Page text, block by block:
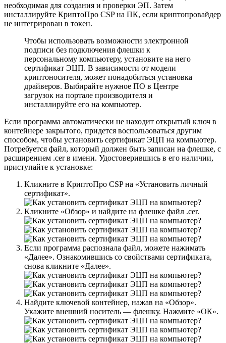
необходимая для создания и проверки ЭП. Затем
инсталлируйте КриптоПро CSP на ПК, если криптопровайдер
не интегрирован в токен.
Чтобы использовать возможности электронной
подписи без подключения флешки к
персональному компьютеру, установите на него
сертификат ЭЦП. В зависимости от модели
криптоносителя, может понадобиться установка
драйверов. Выбирайте нужное ПО в Центре
загрузок на портале производителя и
инсталлируйте его на компьютер.
Если программа автоматически не находит открытый ключ в
контейнере закрытого, придется воспользоваться другим
способом, чтобы установить сертификат ЭЦП на компьютер.
Потребуется файл, который должен быть записан на флешке, с
расширением .cer в имени. Удостоверившись в его наличии,
приступайте к установке:
Кликните в КриптоПро CSP на «Установить личный
сертификат».
Кликните «Обзор» и найдите на флешке файл .cer.
Если программа распознала файл, можете нажимать
«Далее». Ознакомившись со свойствами сертификата,
снова кликните «Далее».
Найдите ключевой контейнер, нажав на «Обзор».
Укажите внешний носитель — флешку. Нажмите «ОК».